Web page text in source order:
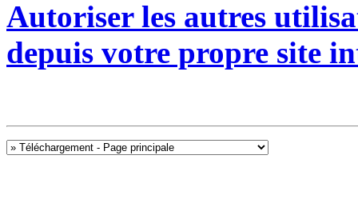
Autoriser les autres
depuis votre propre site